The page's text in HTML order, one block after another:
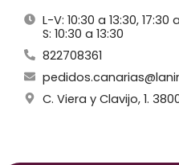
L-V: 10:30 a 13:30, 17:30
S: 10:30 a 13:30
822708361
C. Viera y Clavijo, 1.